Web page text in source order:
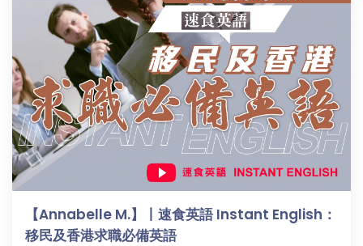
【Annabelle M.】丨速食英語 Instant English：
移民及香港求職必備英語